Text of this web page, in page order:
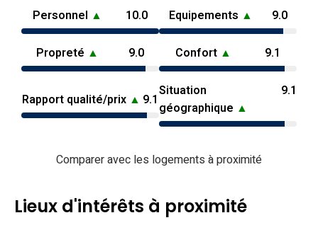
Personnel ▲ 10.0 Equipements ▲ 9.0
Propreté ▲ 9.0 Confort ▲ 9.1
Rapport qualité/prix ▲ 9.1
Situation
géographique ▲
9.1
Comparer avec les logements à proximité
Lieux d'intérêts à proximité